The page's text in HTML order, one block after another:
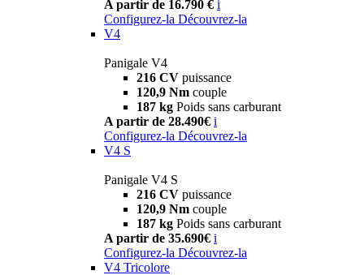
A partir de 16.790 € i
Configurez-la Découvrez-la
V4
Panigale V4
216 CV puissance
120,9 Nm couple
187 kg Poids sans carburant
A partir de 28.490€ i
Configurez-la Découvrez-la
V4 S
Panigale V4 S
216 CV puissance
120,9 Nm couple
187 kg Poids sans carburant
A partir de 35.690€ i
Configurez-la Découvrez-la
V4 Tricolore